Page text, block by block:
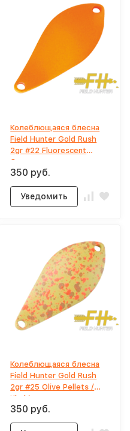
Колеблющаяся блесна
Field Hunter Gold Rush
2gr #22 Fluorescent
Orange
350 руб.
Уведомить
Колеблющаяся блесна
Field Hunter Gold Rush
2gr #25 Olive Pellets /
Khaki
350 руб.